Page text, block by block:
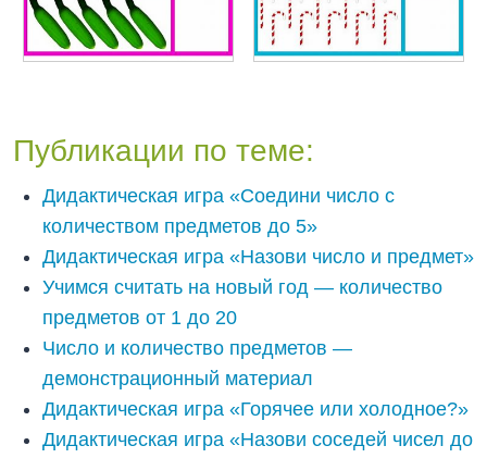
Публикации по теме:
Дидактическая игра «Соедини число с
количеством предметов до 5»
Дидактическая игра «Назови число и предмет»
Учимся считать на новый год — количество
предметов от 1 до 20
Число и количество предметов —
демонстрационный материал
Дидактическая игра «Горячее или холодное?»
Дидактическая игра «Назови соседей чисел до